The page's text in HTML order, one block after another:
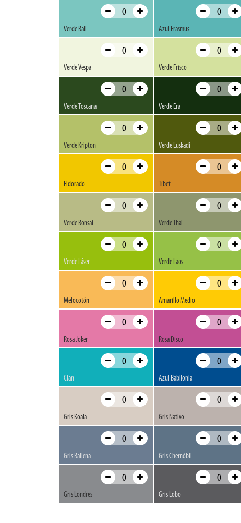
Verde Bali Azul Erasmus
Verde Vespa Verde Frisco
Verde Toscana Verde Era
Verde Kripton Verde Euskadi
Eldorado Tíbet
Verde Bonsai Verde Thai
Verde Láser Verde Laos
Melocotón Amarillo Medio
Rosa Joker Rosa Disco
Cian Azul Babilonia
Gris Koala Gris Nativo
Gris Ballena Gris Chernóbil
Gris Londres Gris Lobo